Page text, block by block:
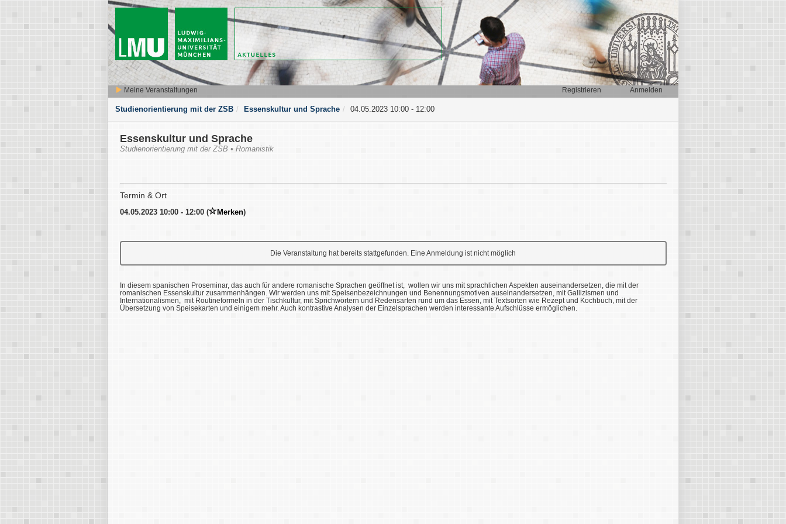
Meine Veranstaltungen Anmelden
Registrieren
Studienorientierung mit der ZSB Essenskultur und Sprache 04.05.2023 10:00 - 12:00
Essenskultur und Sprache
Studienorientierung mit der ZSB • Romanistik
Termin & Ort
04.05.2023 10:00 - 12:00 ( Merken)
Die Veranstaltung hat bereits stattgefunden. Eine Anmeldung ist nicht möglich
In diesem spanischen Proseminar, das auch für andere romanische Sprachen geöffnet ist, wollen wir uns mit sprachlichen Aspekten auseinandersetzen, die mit der
romanischen Essenskultur zusammenhängen. Wir werden uns mit Speisenbezeichnungen und Benennungsmotiven auseinandersetzen, mit Gallizismen und
Internationalismen, mit Routineformeln in der Tischkultur, mit Sprichwörtern und Redensarten rund um das Essen, mit Textsorten wie Rezept und Kochbuch, mit der
Übersetzung von Speisekarten und einigem mehr. Auch kontrastive Analysen der Einzelsprachen werden interessante Aufschlüsse ermöglichen.